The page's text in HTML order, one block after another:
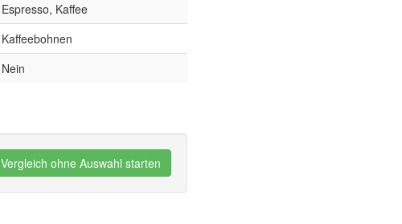
Espresso, Kaffee
Kaffeebohnen
Nein
Vergleich ohne Auswahl starten